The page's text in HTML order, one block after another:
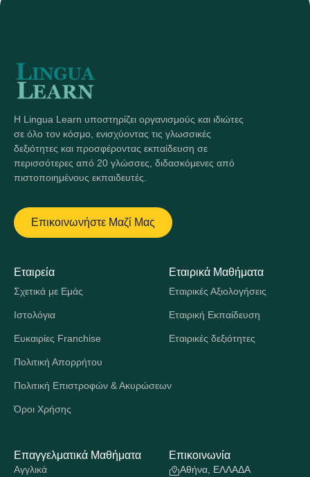
Η Lingua Learn υποστηρίζει οργανισμούς και ιδιώτες
σε όλο τον κόσμο, ενισχύοντας τις γλωσσικές
δεξιότητες και προσφέροντας εκπαίδευση σε
περισσότερες από 20 γλώσσες, διδασκόμενες από
πιστοποιημένους εκπαιδευτές.
Επικοινωνήστε Μαζί Μας
Εταιρεία
Σχετικά με Εμάς
Ιστολόγια
Ευκαιρίες Franchise
Πολιτική Απορρήτου
Πολιτική Επιστροφών & Ακυρώσεων
Όροι Χρήσης
Εταιρικά Μαθήματα
Εταιρικές Αξιολογήσεις
Εταιρική Εκπαίδευση
Εταιρικές δεξιότητες
Επαγγελματικά Μαθήματα
Αγγλικά
Επικοινωνία
Αθήνα, ΕΛΛΑΔΑ